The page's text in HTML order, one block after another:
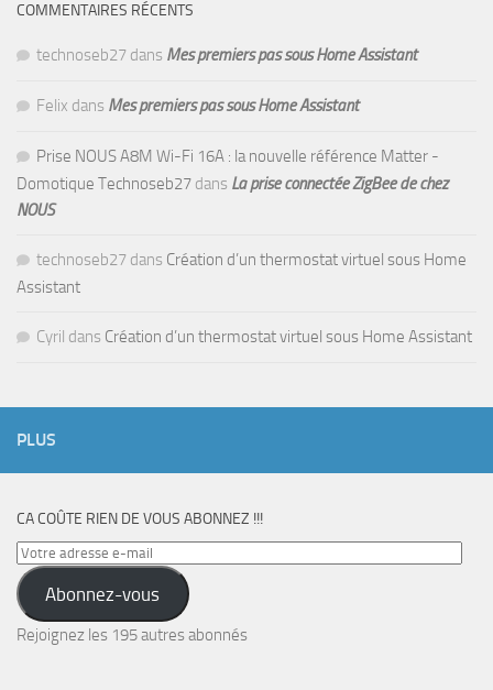
COMMENTAIRES RÉCENTS
technoseb27 dans Mes premiers pas sous Home Assistant
Felix dans Mes premiers pas sous Home Assistant
Prise NOUS A8M Wi-Fi 16A : la nouvelle référence Matter -
Domotique Technoseb27 dans La prise connectée ZigBee de chez
NOUS
technoseb27 dans Création d’un thermostat virtuel sous Home
Assistant
Cyril dans Création d’un thermostat virtuel sous Home Assistant
PLUS
CA COÛTE RIEN DE VOUS ABONNEZ !!!
Votre
adresse
e-
mail
Abonnez-vous
Rejoignez les 195 autres abonnés